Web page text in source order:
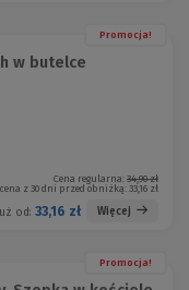
Promocja!
w butelce
Cena regularna: 34,90 zł
z 30 dni przed obniżką: 33,16 zł
Już od: 33,16 zł Więcej
Promocja!